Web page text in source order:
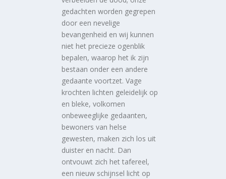
gedachten worden gegrepen
door een nevelige
bevangenheid en wij kunnen
niet het precieze ogenblik
bepalen, waarop het ik zijn
bestaan onder een andere
gedaante voortzet. Vage
krochten lichten geleidelijk op
en bleke, volkomen
onbeweeglijke gedaanten,
bewoners van helse
gewesten, maken zich los uit
duister en nacht. Dan
ontvouwt zich het tafereel,
een nieuw schijnsel licht op